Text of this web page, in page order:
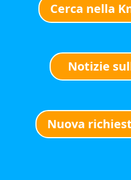
Cerca nella
Notizie
Nuova